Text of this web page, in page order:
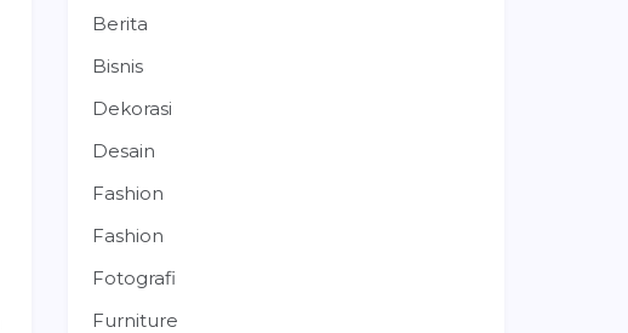
Berita
Bisnis
Dekorasi
Desain
Fashion
Fashion
Fotografi
Furniture